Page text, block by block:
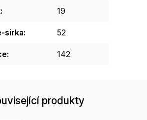
: 19
sirka: 52
: 142
produkty